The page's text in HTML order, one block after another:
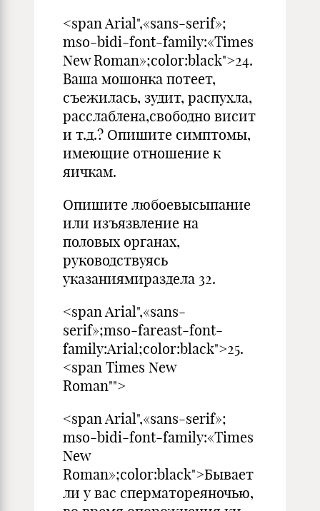
<span Arial",«sans-serif»;
mso-bidi-font-family:«Times
New Roman»;color:black">24.
Ваша мошонка потеет,
съежилась, зудит, распухла,
расслаблена,свободно висит
и т.д.? Опишите симптомы,
имеющие отноше­ние к
яичкам.
Опишите любоевысыпание
или изъязвление на
половых орга­нах,
руководствуясь
указаниямираздела 32.
<span Arial",«sans-
serif»;mso-fareast-font-
family:Arial;color:black">25.
<span Times New
Roman"">
<span Arial",«sans-serif»;
mso-bidi-font-family:«Times
New
Roman»;color:black">Бывает
ли у вас сперматореяночью,